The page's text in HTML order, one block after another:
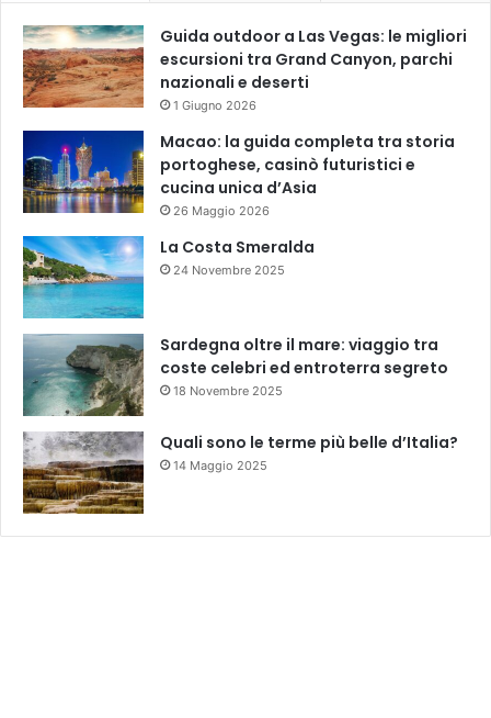
Guida outdoor a Las Vegas: le migliori
escursioni tra Grand Canyon, parchi
nazionali e deserti
1 Giugno 2026
Macao: la guida completa tra storia
portoghese, casinò futuristici e
cucina unica d’Asia
26 Maggio 2026
La Costa Smeralda
24 Novembre 2025
Sardegna oltre il mare: viaggio tra
coste celebri ed entroterra segreto
18 Novembre 2025
Quali sono le terme più belle d’Italia?
14 Maggio 2025